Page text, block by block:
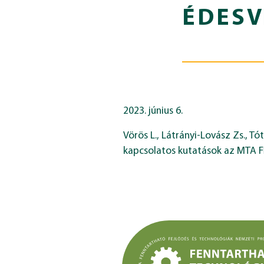
2023. június 6.
Vörös L., Látrányi-Lovász Zs.,
kapcsolatos kutatások az MTA